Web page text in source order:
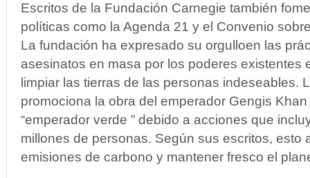
Escritos de la Fundación Carnegie también
políticas como la Agenda 21 y el Convenio
La fundación ha expresado su orgulloen las
asesinatos en masa por los poderes existentes
limpiar las tierras de las personas indeseables.
promociona la obra del emperador Gengis
“emperador verde ” debido a acciones que
millones de personas. Según sus escritos, esto
emisiones de carbono y mantener fresco el